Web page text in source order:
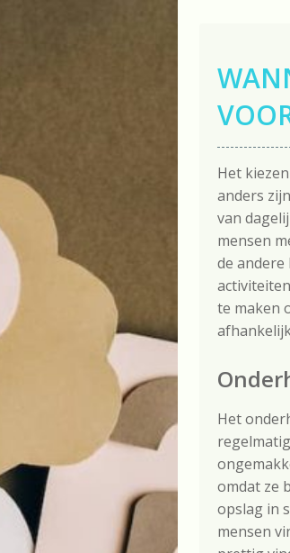
Het
anders
van
mensen
de
te maken
Het
omdat ze
opslag in
mensen